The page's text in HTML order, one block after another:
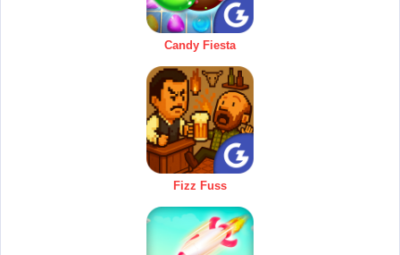
Candy Fiesta
Fizz Fuss